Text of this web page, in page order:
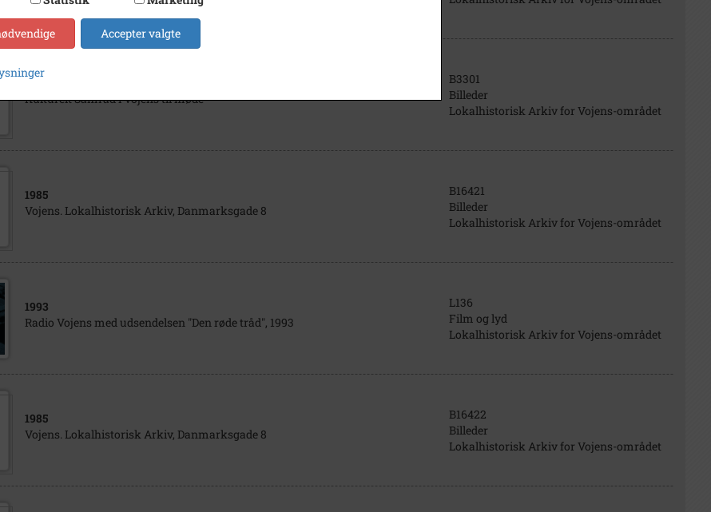
1989
Kulturelt Samråd i Vojens til møde
B3301
Billeder
Lokalhistorisk Arkiv for Vojens-området
1985
Vojens. Lokalhistorisk Arkiv, Danmarksgade 8
B16421
Billeder
Lokalhistorisk Arkiv for Vojens-området
1993
Radio Vojens med udsendelsen "Den røde tråd", 1993
L136
Film og lyd
Lokalhistorisk Arkiv for Vojens-området
1985
Vojens. Lokalhistorisk Arkiv, Danmarksgade 8
B16422
Billeder
Lokalhistorisk Arkiv for Vojens-området
Accepter valgte